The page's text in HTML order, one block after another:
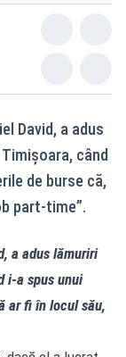
David, a adus
când
de burse că,
part-time”.
a adus lămuriri
i-a spus unui
ar fi în locul său,